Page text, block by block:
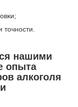
точности.
нашими
опыта
алкоголя